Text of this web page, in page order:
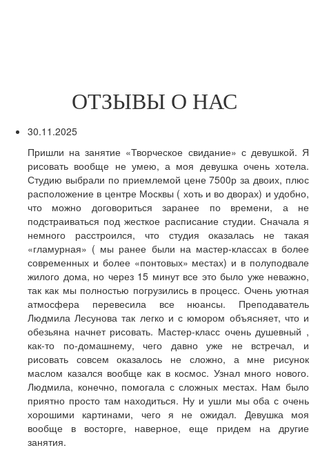
ОТЗЫВЫ О НАС
30.11.2025
Пришли на занятие «Творческое свидание» с девушкой. Я
рисовать вообще не умею, а моя девушка очень хотела.
Студию выбрали по приемлемой цене 7500р за двоих, плюс
расположение в центре Москвы ( хоть и во дворах) и удобно,
что можно договориться заранее по времени, а не
подстраиваться под жесткое расписание студии. Сначала я
немного расстроился, что студия оказалась не такая
«гламурная» ( мы ранее были на мастер-классах в более
современных и более «понтовых» местах) и в полуподвале
жилого дома, но через 15 минут все это было уже неважно,
так как мы полностью погрузились в процесс. Очень уютная
атмосфера перевесила все нюансы. Преподаватель
Людмила Лесунова так легко и с юмором объясняет, что и
обезьяна начнет рисовать. Мастер-класс очень душевный ,
как-то по-домашнему, чего давно уже не встречал, и
рисовать совсем оказалось не сложно, а мне рисунок
маслом казался вообще как в космос. Узнал много нового.
Людмила, конечно, помогала с сложных местах. Нам было
приятно просто там находиться. Ну и ушли мы оба с очень
хорошими картинами, чего я не ожидал. Девушка моя
вообще в восторге, наверное, еще придем на другие
занятия.